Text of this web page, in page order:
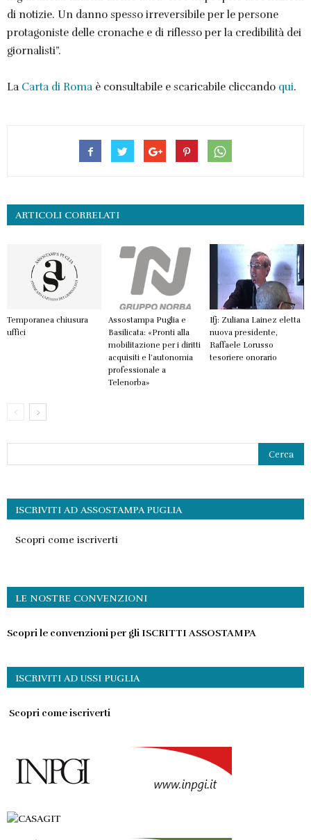
di notizie. Un danno spesso irreversibile per le persone
protagoniste delle cronache e di riflesso per la credibilità dei
giornalisti”.
La Carta di Romaè consultabile e scaricabile cliccando qui.
ARTICOLI CORRELATI
Temporanea chiusura
uffici
Assostampa Puglia e
Basilicata: «Pronti alla
mobilitazione per i diritti
acquisiti e l’autonomia
professionale a
Telenorba»
Ifj: Zuliana Lainez eletta
nuova presidente,
Raffaele Lorusso
tesoriere onorario
ISCRIVITI AD ASSOSTAMPA PUGLIA
Scopri come iscriverti
LE NOSTRE CONVENZIONI
Scopri le convenzioni per gli ISCRITTI ASSOSTAMPA
ISCRIVITI AD USSI PUGLIA
Scopri come iscriverti